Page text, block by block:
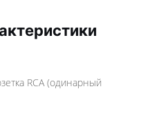
RCA (одинарный